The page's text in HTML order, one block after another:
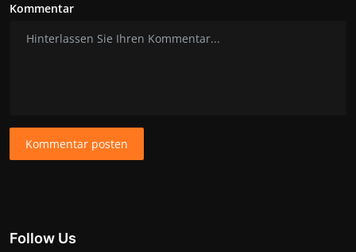
Kommentar
Kommentar posten
Follow Us